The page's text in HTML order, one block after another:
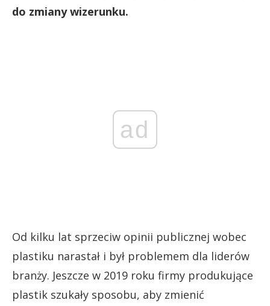
do zmiany wizerunku.
ad
Od kilku lat sprzeciw opinii publicznej wobec
plastiku narastał i był problemem dla liderów
branży. Jeszcze w 2019 roku firmy produkujące
plastik szukały sposobu, aby zmienić